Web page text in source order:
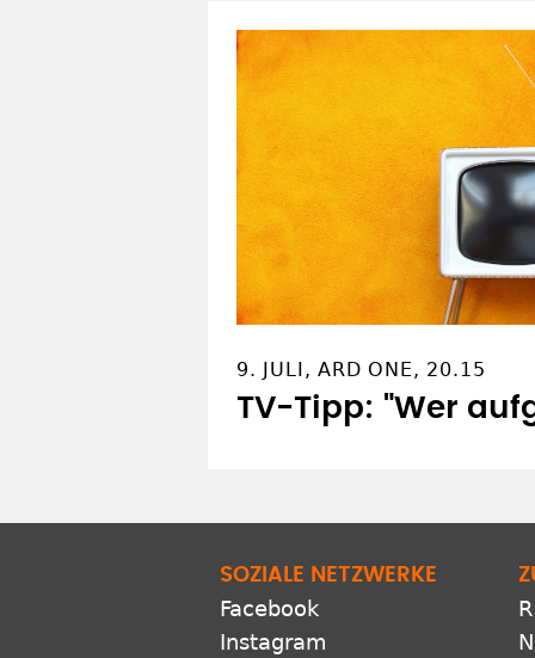
Odyssee zum CSD
OFT GELESEN
TV-Tipp: "Wer